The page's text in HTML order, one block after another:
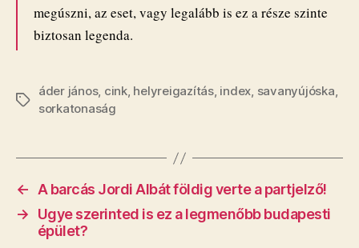
megúszni, az eset, vagy legalább is ez a része szinte
biztosan legenda.
Címkék
áder jános, cink, helyreigazítás, index, savanyújóska,
sorkatonaság
← A barcás Jordi Albát földig verte a partjelző!
→
Ugye szerinted is ez a legmenőbb budapesti
épület?